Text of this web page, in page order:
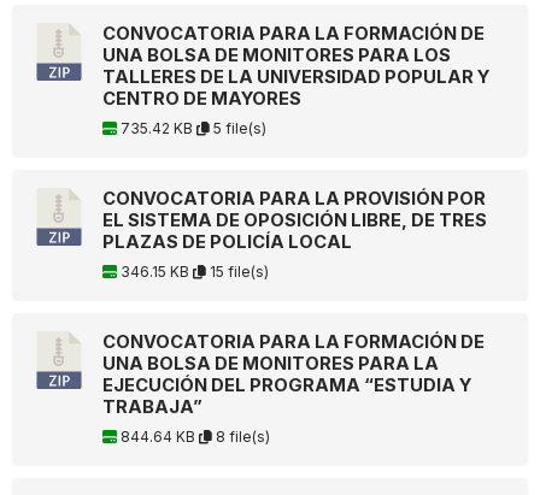
CONVOCATORIA PARA LA FORMACIÓN DE
UNA BOLSA DE MONITORES PARA LOS
TALLERES DE LA UNIVERSIDAD POPULAR Y
CENTRO DE MAYORES
735.42 KB 5 file(s)
CONVOCATORIA PARA LA PROVISIÓN POR
EL SISTEMA DE OPOSICIÓN LIBRE, DE TRES
PLAZAS DE POLICÍA LOCAL
346.15 KB 15 file(s)
CONVOCATORIA PARA LA FORMACIÓN DE
UNA BOLSA DE MONITORES PARA LA
EJECUCIÓN DEL PROGRAMA “ESTUDIA Y
TRABAJA”
844.64 KB 8 file(s)